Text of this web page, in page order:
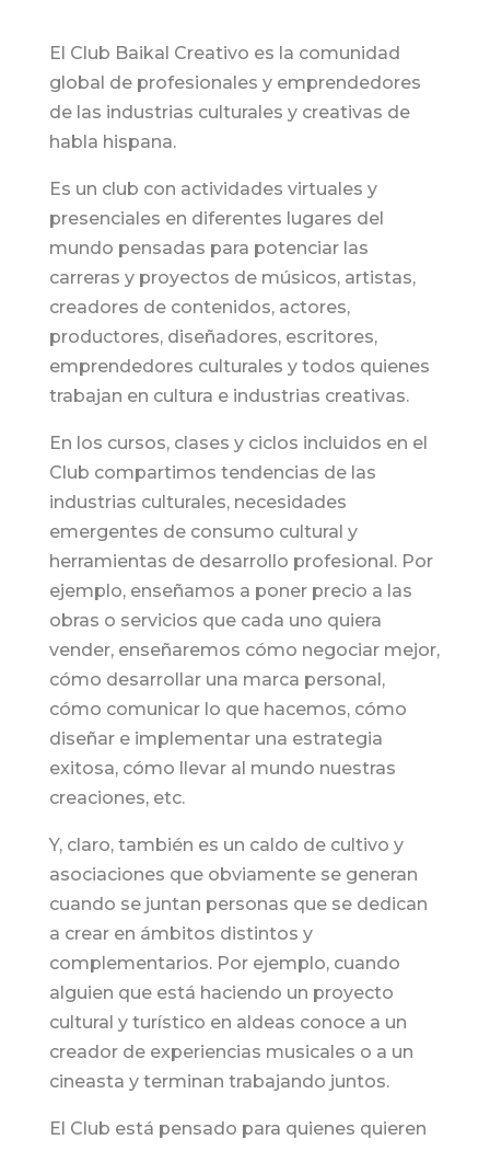
El Club Baikal Creativo es la comunidad
global de profesionales y emprendedores
de las industrias culturales y creativas de
habla hispana.
Es un club con actividades virtuales y
presenciales en diferentes lugares del
mundo pensadas para potenciar las
carreras y proyectos de músicos, artistas,
creadores de contenidos, actores,
productores, diseñadores, escritores,
emprendedores culturales y todos quienes
trabajan en cultura e industrias creativas.
En los cursos, clases y ciclos incluidos en el
Club compartimos tendencias de las
industrias culturales, necesidades
emergentes de consumo cultural y
herramientas de desarrollo profesional. Por
ejemplo, enseñamos a poner precio a las
obras o servicios que cada uno quiera
vender, enseñaremos cómo negociar mejor,
cómo desarrollar una marca personal,
cómo comunicar lo que hacemos, cómo
diseñar e implementar una estrategia
exitosa, cómo llevar al mundo nuestras
creaciones, etc.
Y, claro, también es un caldo de cultivo y
asociaciones que obviamente se generan
cuando se juntan personas que se dedican
a crear en ámbitos distintos y
complementarios. Por ejemplo, cuando
alguien que está haciendo un proyecto
cultural y turístico en aldeas conoce a un
creador de experiencias musicales o a un
cineasta y terminan trabajando juntos.
El Club está pensado para quienes quieren